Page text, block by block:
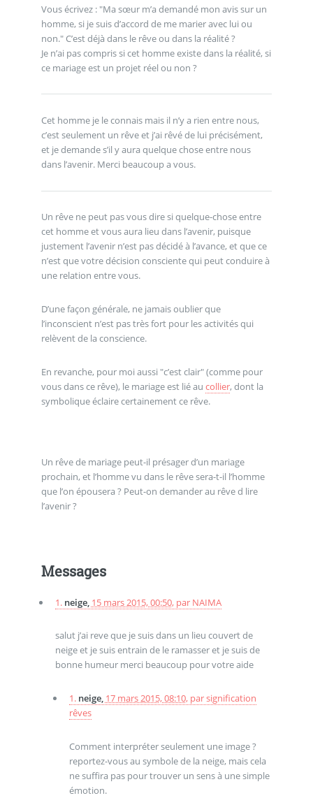
Vous écrivez : "Ma sœur m’a demandé mon avis sur un
homme, si je suis d’accord de me marier avec lui ou
non." C’est déjà dans le rêve ou dans la réalité ?
Je n’ai pas compris si cet homme existe dans la réalité, si
ce mariage est un projet réel ou non ?
Cet homme je le connais mais il n’y a rien entre nous,
c’est seulement un rêve et j’ai rêvé de lui précisément,
et je demande s’il y aura quelque chose entre nous
dans l’avenir. Merci beaucoup a vous.
Un rêve ne peut pas vous dire si quelque-chose entre
cet homme et vous aura lieu dans l’avenir, puisque
justement l’avenir n’est pas décidé à l’avance, et que ce
n’est que votre décision consciente qui peut conduire à
une relation entre vous.
D’une façon générale, ne jamais oublier que
l’inconscient n’est pas très fort pour les activités qui
relèvent de la conscience.
En revanche, pour moi aussi "c’est clair" (comme pour
vous dans ce rêve), le mariage est lié au collier, dont la
symbolique éclaire certainement ce rêve.
Un rêve de mariage peut-il présager d’un mariage
prochain, et l’homme vu dans le rêve sera-t-il l’homme
que l’on épousera ? Peut-on demander au rêve d lire
l’avenir ?
Messages
1. neige, 15 mars 2015, 00:50, par NAIMA
salut j’ai reve que je suis dans un lieu couvert de
neige et je suis entrain de le ramasser et je suis de
bonne humeur merci beaucoup pour votre aide
1. neige, 17 mars 2015, 08:10, parsignification
rêves
Comment interpréter seulement une image ?
reportez-vous au symbole de la neige, mais cela
ne suffira pas pour trouver un sens à une simple
émotion.